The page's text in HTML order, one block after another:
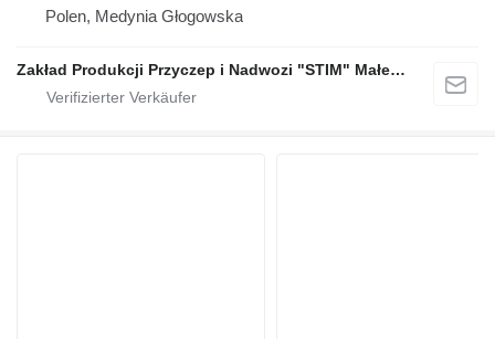
Polen, Medynia Głogowska
Zakład Produkcji Przyczep i Nadwozi "STIM" Małecki s.j.